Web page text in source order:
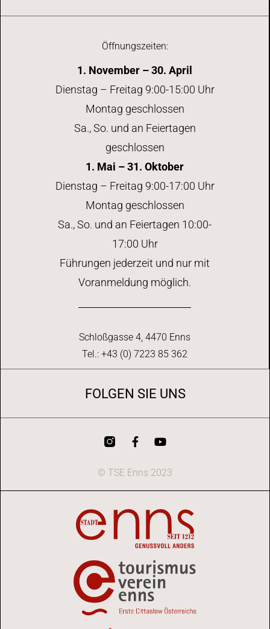
Öffnungszeiten:
1. November – 30. April
Dienstag – Freitag 9:00-15:00 Uhr
Montag geschlossen
Sa., So. und an Feiertagen
geschlossen
1. Mai – 31. Oktober
Dienstag – Freitag 9:00-17:00 Uhr
Montag geschlossen
Sa., So. und an Feiertagen 10:00-
17:00 Uhr
Führungen jederzeit und nur mit
Voranmeldung möglich.
Schloßgasse 4, 4470 Enns
Tel.: +43 (0) 7223 85 362
FOLGEN SIE UNS
© TSE Enns 2023